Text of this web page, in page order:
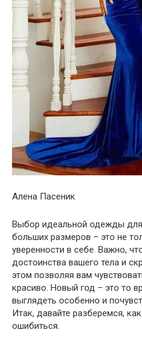
Алена Пасеник
Выбор идеальной одежды
больших размеров – это не
уверенности в себе. Важно,
достоинства вашего тела и
этом позволяя вам
красиво. Новый год – это то
выглядеть особенно и
Итак, давайте разберемся,
ошибиться.